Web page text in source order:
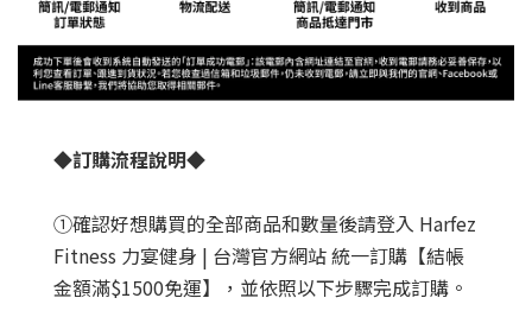
◆訂購流程說明◆
①確認好想購買的全部商品和數量後請登入 Harfez
Fitness 力宴健身 | 台灣官方網站 統一訂購【結帳
金額滿$1500免運】，並依照以下步驟完成訂購。